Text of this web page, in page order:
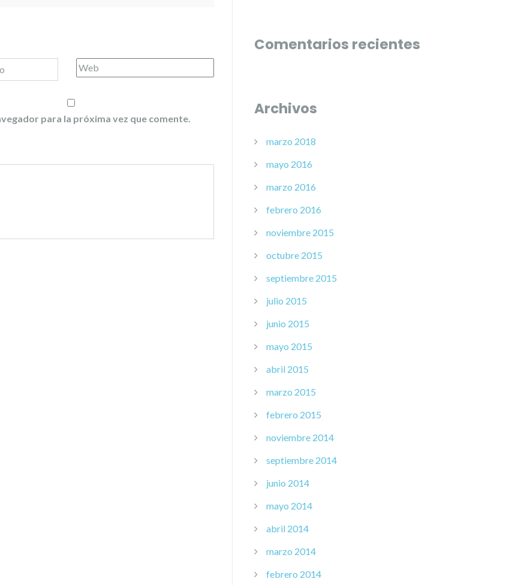
para la próxima vez que comente.
Comentarios recientes
Archivos
marzo 2018
mayo 2016
marzo 2016
febrero 2016
noviembre 2015
octubre 2015
septiembre 2015
julio 2015
junio 2015
mayo 2015
abril 2015
marzo 2015
febrero 2015
noviembre 2014
septiembre 2014
junio 2014
mayo 2014
abril 2014
marzo 2014
febrero 2014